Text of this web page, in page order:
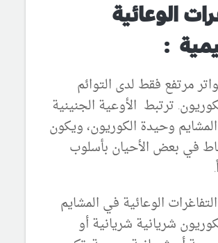
الوعائية
:
مرتفع فقط لدى التوائم
ترتبط الأوعية الجنينية
وحيدة الكوريون، ويكون
في بعض الأحيان بأسلوب
الوعائية في المشايم
شريانية شريانية أو